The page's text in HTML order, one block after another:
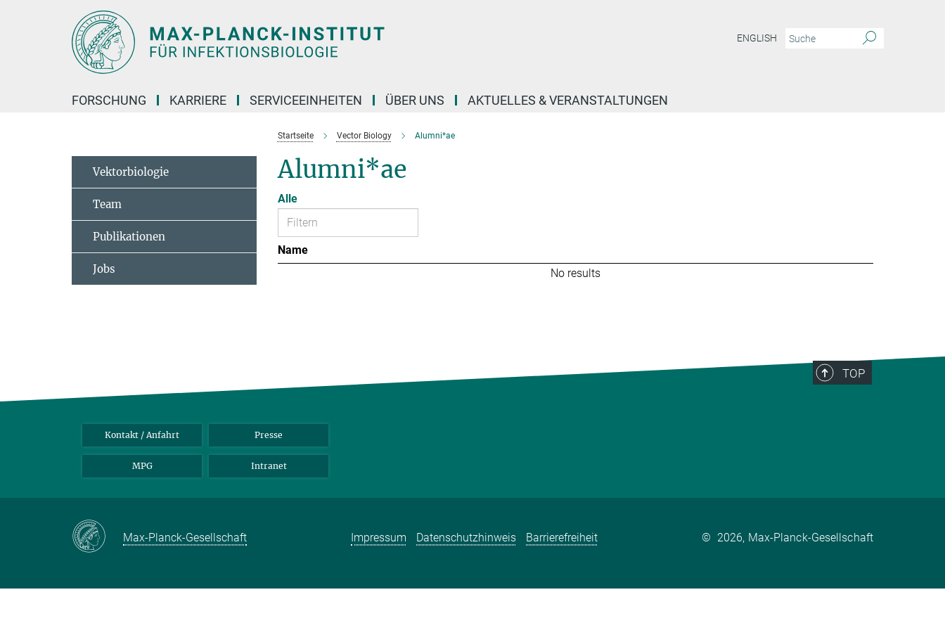
ENGLISH
FORSCHUNG KARRIERE SERVICEEINHEITEN ÜBER UNS AKTUELLES & VERANSTALTUNGEN
Startseite Vector Biology Alumni*ae
Alumni*ae
Alle
Name
No results
Vektorbiologie
Team
Publikationen
Jobs
TOP
Kontakt / Anfahrt Presse
MPG Intranet
Max-Planck-Gesellschaft Impressum Datenschutzhinweis Barrierefreiheit © 2026, Max-Planck-Gesellschaft